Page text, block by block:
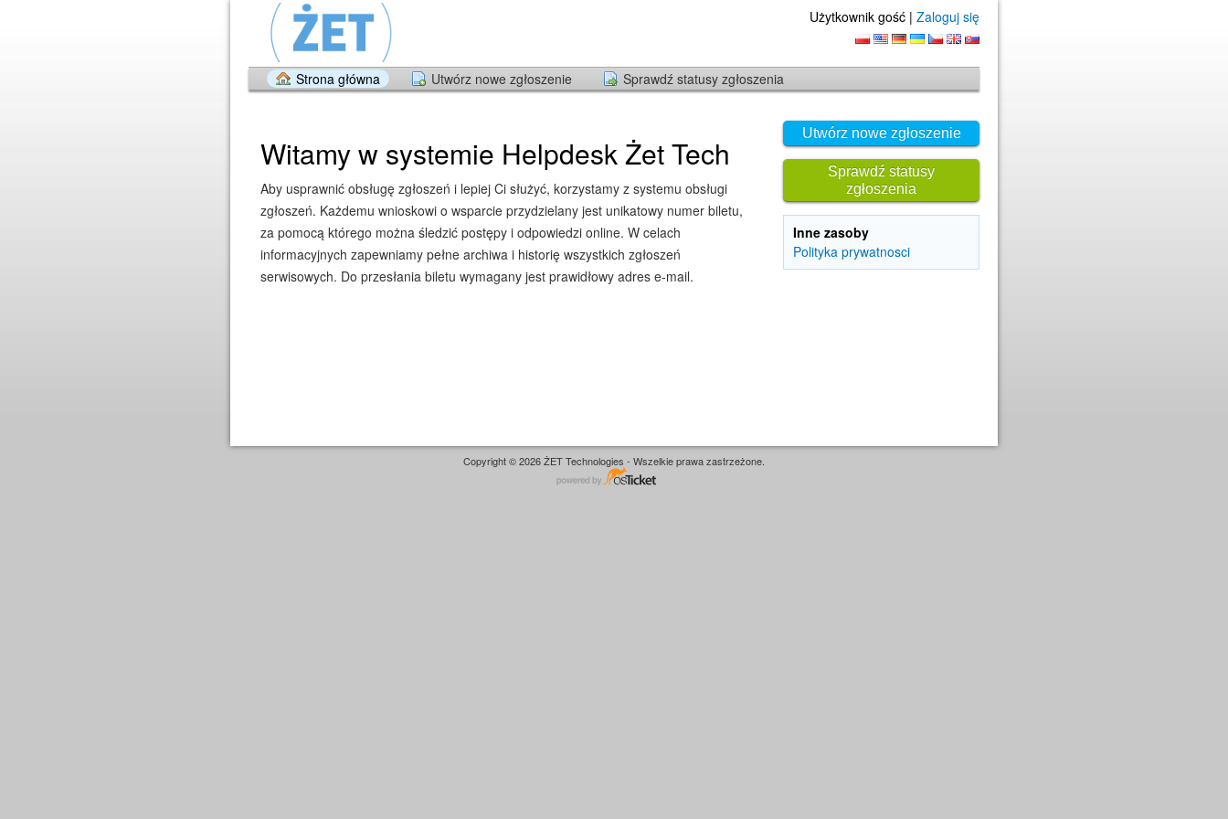
Użytkownik gość | Zaloguj się
Strona główna Utwórz nowe zgłoszenie Sprawdź statusy zgłoszenia
Utwórz nowe zgłoszenie
Sprawdź statusy
zgłoszenia
Inne zasoby
Polityka prywatnosci
Witamy w systemie Helpdesk Żet Tech
Aby usprawnić obsługę zgłoszeń i lepiej Ci służyć, korzystamy z systemu obsługi
zgłoszeń. Każdemu wnioskowi o wsparcie przydzielany jest unikatowy numer biletu,
za pomocą którego można śledzić postępy i odpowiedzi online. W celach
informacyjnych zapewniamy pełne archiwa i historię wszystkich zgłoszeń
serwisowych. Do przesłania biletu wymagany jest prawidłowy adres e-mail.
Copyright © 2026 ŻET Technologies - Wszelkie prawa zastrzeżone.